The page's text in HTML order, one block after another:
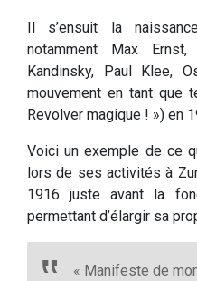
Il s’ensuit la
notamment Max
Kandinsky, Paul Klee,
mouvement en tant que
Revolver magique ! ») en
Voici un exemple de ce
lors de ses activités à
1916 juste avant la
permettant d’élargir sa
« Manifeste de